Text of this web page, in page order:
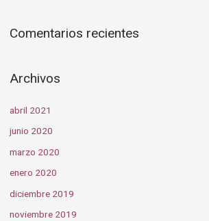
Comentarios recientes
Archivos
abril 2021
junio 2020
marzo 2020
enero 2020
diciembre 2019
noviembre 2019